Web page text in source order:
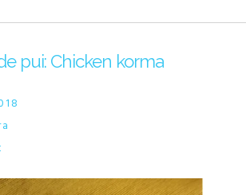
pui: Chicken korma